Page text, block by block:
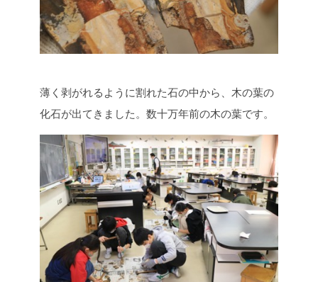
薄く剥がれるように割れた石の中から、木の葉の
化石が出てきました。数十万年前の木の葉です。